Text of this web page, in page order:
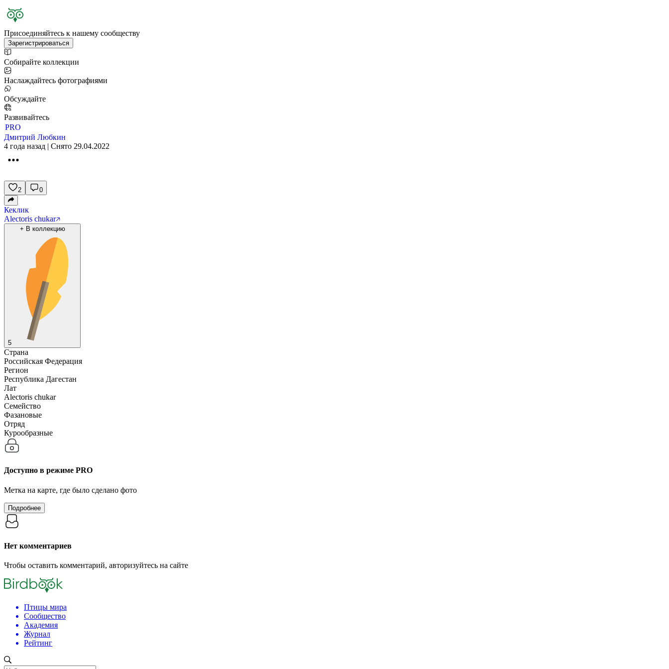
Присоединяйтесь к нашему сообществу
Зарегистрироваться
Собирайте коллекции
Наслаждайтесь фотографиями
Обсуждайте
Развивайтесь
PRO
Дмитрий Любкин
4 года назад | Снято 29.04.2022
2 0
Кеклик
Alectoris chukar
+ В коллекцию
5
Страна
Российская Федерация
Регион
Республика Дагестан
Лат
Alectoris chukar
Семейство
Фазановые
Отряд
Курообразные
Доступно в режиме PRO
Метка на карте, где было сделано фото
Подробнее
Нет комментариев
Чтобы оставить комментарий, авторизуйтесь на сайте
Птицы мира
Сообщество
Академия
Журнал
Рейтинг